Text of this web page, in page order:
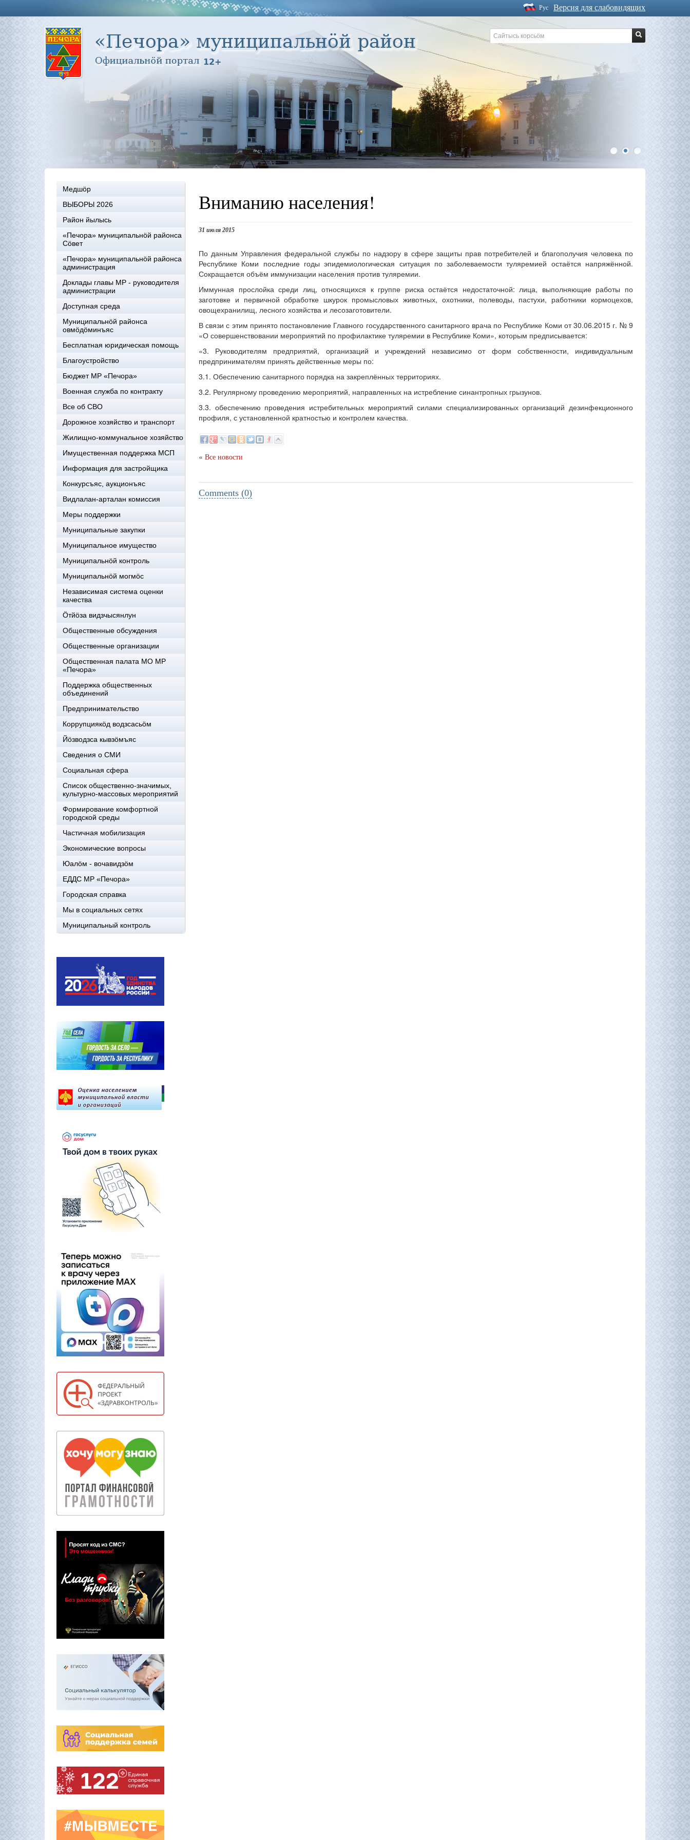
Версия для слабовидящих
Рус
1 2 3
Медшöр
ВЫБОРЫ 2026
Район йылысь
«Печора» муниципальнöй районса
Сöвет
«Печора» муниципальнöй районса
администрация
Доклады главы МР - руководителя
администрации
Доступная среда
Муниципальнöй районса
овмöдöминъяс
Бесплатная юридическая помощь
Благоустройство
Бюджет МР «Печора»
Военная служба по контракту
Все об СВО
Дорожное хозяйство и транспорт
Жилищно-коммунальное хозяйство
Имущественная поддержка МСП
Информация для застройщика
Конкурсъяс, аукционъяс
Видлалан-арталан комиссия
Меры поддержки
Муниципальные закупки
Муниципальное имущество
Муниципальнӧй контроль
Муниципальнöй могмöс
Независимая система оценки
качества
Öтйöза видзчысянлун
Общественные обсуждения
Общественные организации
Общественная палата МО МР
«Печора»
Поддержка общественных
объединений
Предпринимательство
Коррупциякöд водзсасьöм
Йöзводзса кывзöмъяс
Сведения о СМИ
Социальная сфера
Список общественно-значимых,
культурно-массовых мероприятий
Формирование комфортной
городской среды
Частичная мобилизация
Экономические вопросы
Юалӧм - вочавидзӧм
ЕДДС МР «Печора»
Городская справка
Мы в социальных сетях
Муниципальный контроль
Вниманию населения!
31 июля 2015
По данным Управления федеральной службы по надзору в сфере защиты прав потребителей и благополучия человека по
Республике Коми последние годы эпидемиологическая ситуация по заболеваемости туляремией остаётся напряжённой.
Сокращается объём иммунизации населения против туляремии.
Иммунная прослойка среди лиц, относящихся к группе риска остаётся недостаточной: лица, выполняющие работы по
заготовке и первичной обработке шкурок промысловых животных, охотники, полеводы, пастухи, работники кормоцехов,
овощехранилищ, лесного хозяйства и лесозаготовители.
В связи с этим принято постановление Главного государственного санитарного врача по Республике Коми от 30.06.2015 г. № 9
«О совершенствовании мероприятий по профилактике туляремии в Республике Коми», которым предписывается:
«3. Руководителям предприятий, организаций и учреждений независимо от форм собственности, индивидуальным
предпринимателям принять действенные меры по:
3.1. Обеспечению санитарного порядка на закреплённых территориях.
3.2. Регулярному проведению мероприятий, направленных на истребление синантропных грызунов.
3.3. обеспечению проведения истребительных мероприятий силами специализированных организаций дезинфекционного
профиля, с установленной кратностью и контролем качества.
« Все новости
Comments (0)